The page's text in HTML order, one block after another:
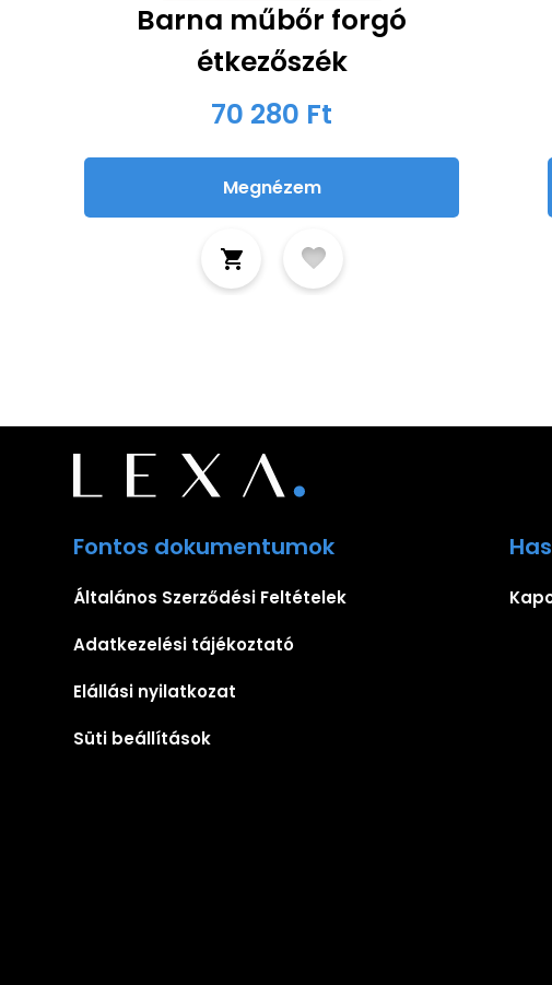
Barna műbőr forgó
étkezőszék
70 280 Ft
Megnézem
Fontos dokumentumok
Általános Szerződési Feltételek
Adatkezelési tájékoztató
Elállási nyilatkozat
Süti beállítások